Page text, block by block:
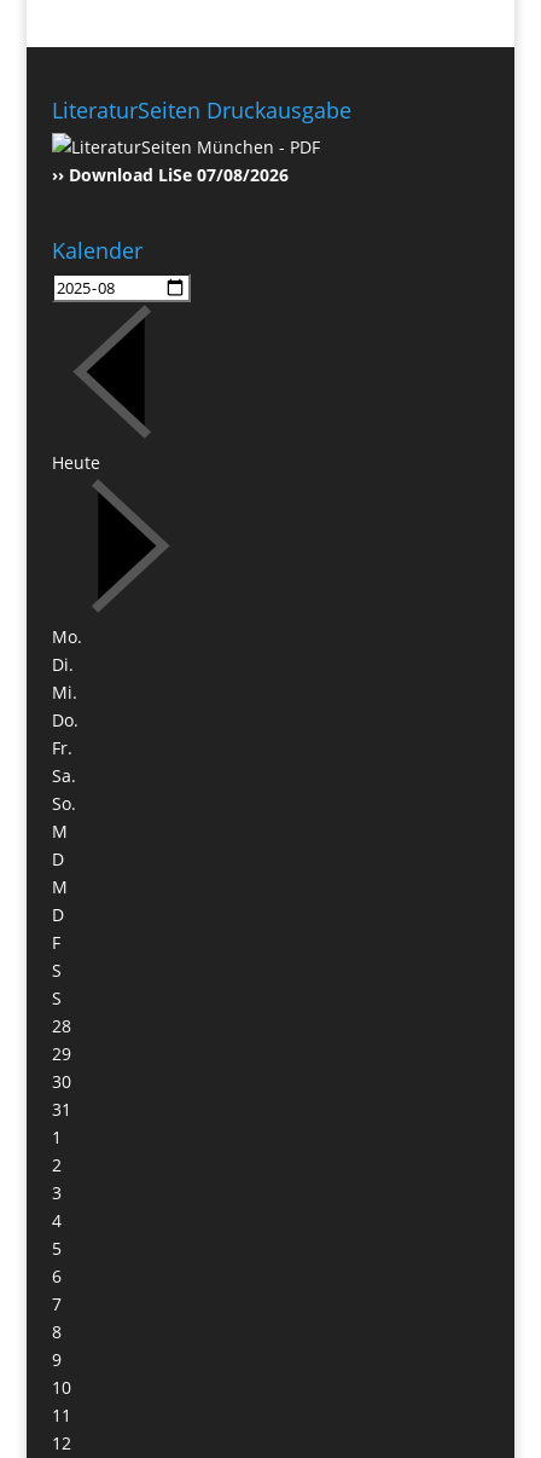
LiteraturSeiten Druckausgabe
›› Download LiSe 07/08/2026
Kalender
Heute
Mo.
Di.
Mi.
Do.
Fr.
Sa.
So.
M
D
M
D
F
S
S
28
29
30
31
1
2
3
4
5
6
7
8
9
10
11
12